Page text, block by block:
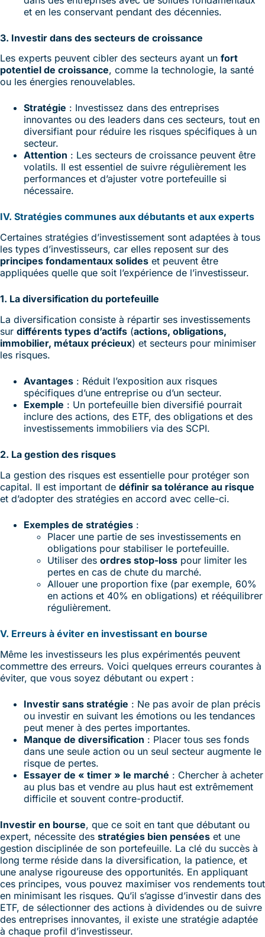
et en les conservant pendant des décennies.
3. Investir dans des secteurs de croissance
Les experts peuvent cibler des secteurs ayant un fort
potentiel de croissance, comme la technologie, la santé
ou les énergies renouvelables.
Stratégie : Investissez dans des entreprises
innovantes ou des leaders dans ces secteurs, tout en
diversifiant pour réduire les risques spécifiques à un
secteur.
Attention : Les secteurs de croissance peuvent être
volatils. Il est essentiel de suivre régulièrement les
performances et d’ajuster votre portefeuille si
nécessaire.
IV. Stratégies communes aux débutants et aux experts
Certaines stratégies d’investissement sont adaptées à tous
les types d’investisseurs, car elles reposent sur des
principes fondamentaux solides et peuvent être
appliquées quelle que soit l’expérience de l’investisseur.
1. La diversification du portefeuille
La diversification consiste à répartir ses investissements
sur différents types d’actifs (actions, obligations,
immobilier, métaux précieux) et secteurs pour minimiser
les risques.
Avantages : Réduit l’exposition aux risques
spécifiques d’une entreprise ou d’un secteur.
Exemple : Un portefeuille bien diversifié pourrait
inclure des actions, des ETF, des obligations et des
investissements immobiliers via des SCPI.
2. La gestion des risques
La gestion des risques est essentielle pour protéger son
capital. Il est important de définir sa tolérance au risque
et d’adopter des stratégies en accord avec celle-ci.
Exemples de stratégies :
Placer une partie de ses investissements en
obligations pour stabiliser le portefeuille.
Utiliser des ordres stop-loss pour limiter les
pertes en cas de chute du marché.
Allouer une proportion fixe (par exemple, 60%
en actions et 40% en obligations) et rééquilibrer
régulièrement.
V. Erreurs à éviter en investissant en bourse
Même les investisseurs les plus expérimentés peuvent
commettre des erreurs. Voici quelques erreurs courantes à
éviter, que vous soyez débutant ou expert :
Investir sans stratégie : Ne pas avoir de plan précis
ou investir en suivant les émotions ou les tendances
peut mener à des pertes importantes.
Manque de diversification : Placer tous ses fonds
dans une seule action ou un seul secteur augmente le
risque de pertes.
Essayer de « timer » le marché : Chercher à acheter
au plus bas et vendre au plus haut est extrêmement
difficile et souvent contre-productif.
Investir en bourse, que ce soit en tant que débutant ou
expert, nécessite des stratégies bien pensées et une
gestion disciplinée de son portefeuille. La clé du succès à
long terme réside dans la diversification, la patience, et
une analyse rigoureuse des opportunités. En appliquant
ces principes, vous pouvez maximiser vos rendements tout
en minimisant les risques. Qu’il s’agisse d’investir dans des
ETF, de sélectionner des actions à dividendes ou de suivre
des entreprises innovantes, il existe une stratégie adaptée
à chaque profil d’investisseur.